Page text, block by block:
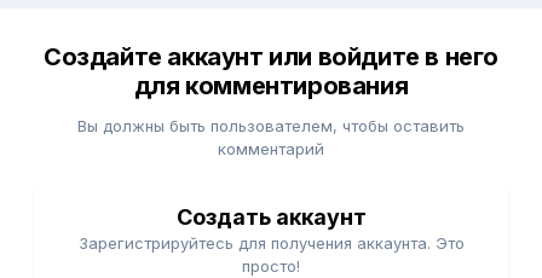
Создайте аккаунт или войдите в него
для комментирования
Вы должны быть пользователем, чтобы оставить
комментарий
Создать аккаунт
Зарегистрируйтесь для получения аккаунта. Это
просто!